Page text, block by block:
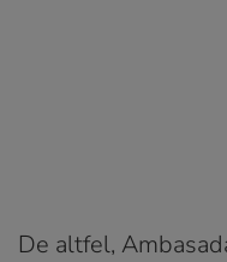
De altfel,